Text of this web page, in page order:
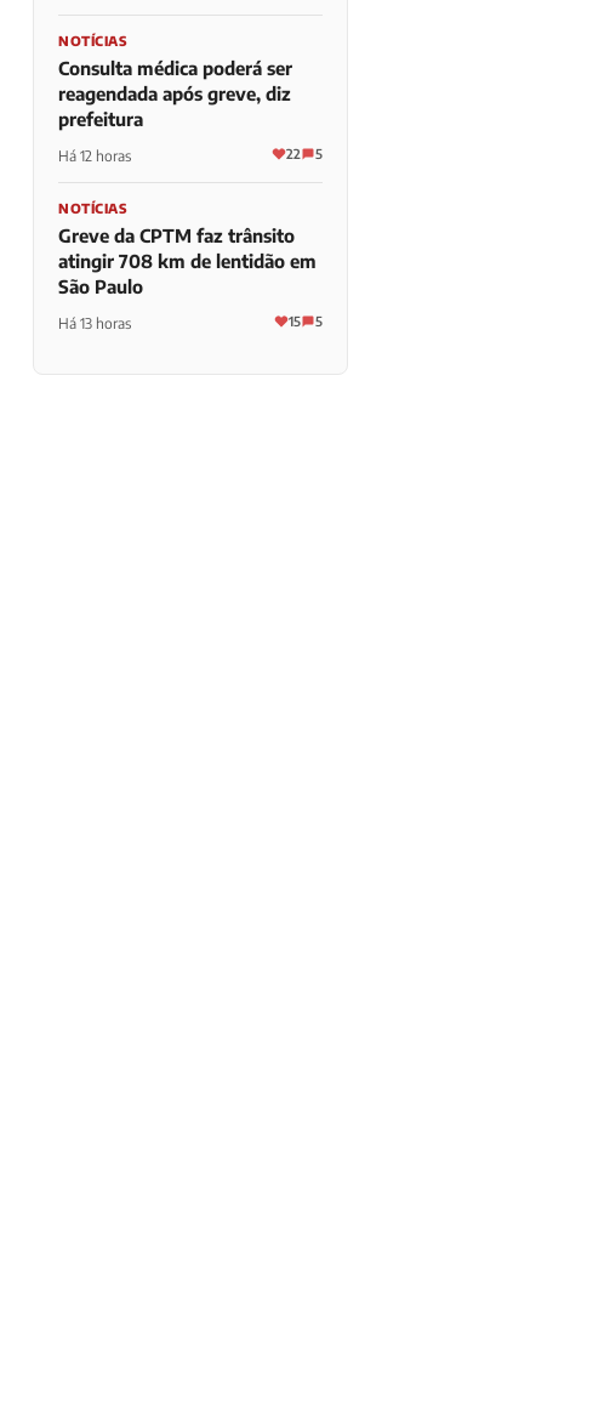
NOTÍCIAS
Consulta médica poderá ser
reagendada após greve, diz
prefeitura
Há 12 horas 22 5
NOTÍCIAS
Greve da CPTM faz trânsito
atingir 708 km de lentidão em
São Paulo
Há 13 horas 15 5